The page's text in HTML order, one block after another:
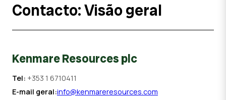
Contacto: Visão geral
Kenmare Resources plc
Tel: +353 1 6710411
E-mail geral:info@kenmareresources.com